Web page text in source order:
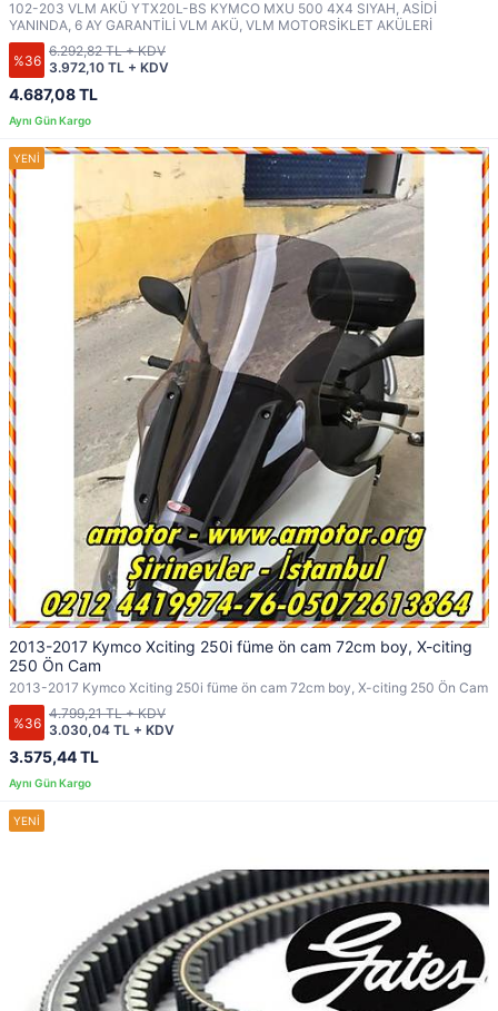
102-203 VLM AKÜ YTX20L-BS KYMCO MXU 500 4X4 SIYAH, ASİDİ
YANINDA, 6 AY GARANTİLİ VLM AKÜ, VLM MOTORSİKLET AKÜLERİ
%36
4.687,08 TL
3.972,10 TL + KDV
6.292,82 TL + KDV
2013-2017 Kymco Xciting 250i füme ön cam 72cm boy, X-citing
250 Ön Cam
2013-2017 Kymco Xciting 250i füme ön cam 72cm boy, X-citing 250 Ön Cam
%36
3.575,44 TL
3.030,04 TL + KDV
4.799,21 TL + KDV